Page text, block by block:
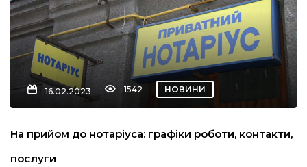
16.02.2023 1542 НОВИНИ
На прийом до нотаріуса: графіки роботи, контакти,
послуги